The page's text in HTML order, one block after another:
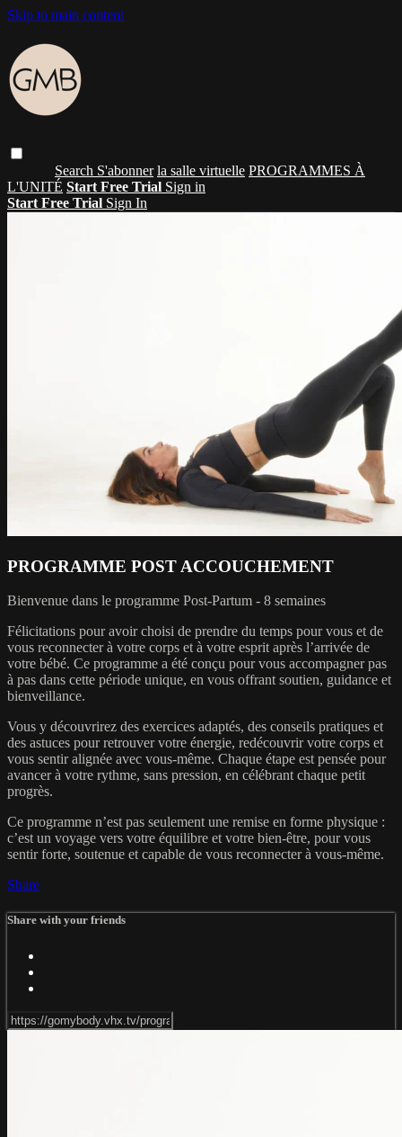
Skip to main content
Search S'abonner la salle virtuelle PROGRAMMES À
L'UNITÉ Start Free Trial Sign in
Start Free Trial Sign In
PROGRAMME POST ACCOUCHEMENT
Bienvenue dans le programme Post-Partum - 8 semaines
Félicitations pour avoir choisi de prendre du temps pour vous et de
vous reconnecter à votre corps et à votre esprit après l’arrivée de
votre bébé. Ce programme a été conçu pour vous accompagner pas
à pas dans cette période unique, en vous offrant soutien, guidance et
bienveillance.
Vous y découvrirez des exercices adaptés, des conseils pratiques et
des astuces pour retrouver votre énergie, redécouvrir votre corps et
vous sentir alignée avec vous-même. Chaque étape est pensée pour
avancer à votre rythme, sans pression, en célébrant chaque petit
progrès.
Ce programme n’est pas seulement une remise en forme physique :
c’est un voyage vers votre équilibre et votre bien-être, pour vous
sentir forte, soutenue et capable de vous reconnecter à vous-même.
Share
Share with your friends